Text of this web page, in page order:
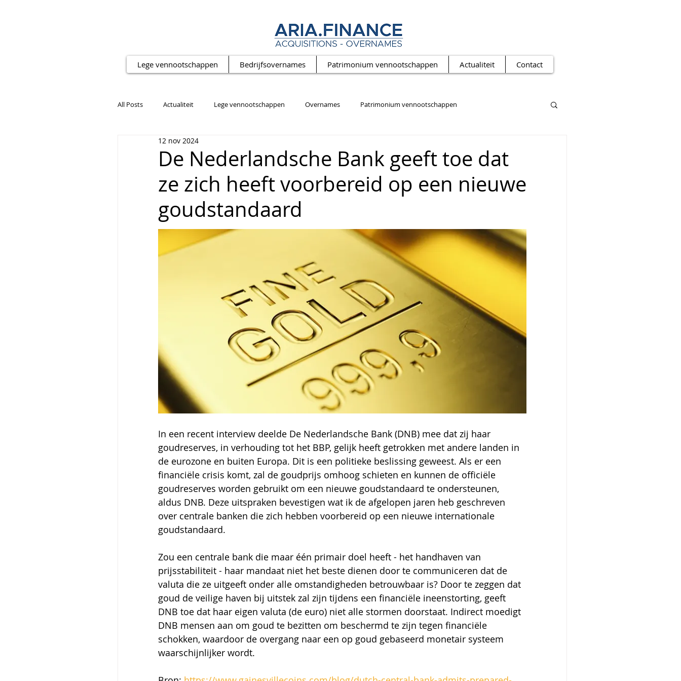
Lege vennootschappen Bedrijfsovernames Patrimonium vennootschappen Actualiteit Contact
All Posts Actualiteit Lege vennootschappen Overnames Patrimonium vennootschappen
De Nederlandsche Bank geeft toe dat
ze zich heeft voorbereid op een nieuwe
goudstandaard
12 nov 2024
In een recent interview deelde De Nederlandsche Bank (DNB) mee dat zij haar
goudreserves, in verhouding tot het BBP, gelijk heeft getrokken met andere landen in
de eurozone en buiten Europa. Dit is een politieke beslissing geweest. Als er een
financiële crisis komt, zal de goudprijs omhoog schieten en kunnen de officiële
goudreserves worden gebruikt om een nieuwe goudstandaard te ondersteunen,
aldus DNB. Deze uitspraken bevestigen wat ik de afgelopen jaren heb geschreven
over centrale banken die zich hebben voorbereid op een nieuwe internationale
goudstandaard.
Zou een centrale bank die maar één primair doel heeft - het handhaven van
prijsstabiliteit - haar mandaat niet het beste dienen door te communiceren dat de
valuta die ze uitgeeft onder alle omstandigheden betrouwbaar is? Door te zeggen dat
goud de veilige haven bij uitstek zal zijn tijdens een financiële ineenstorting, geeft
DNB toe dat haar eigen valuta (de euro) niet alle stormen doorstaat. Indirect moedigt
DNB mensen aan om goud te bezitten om beschermd te zijn tegen financiële
schokken, waardoor de overgang naar een op goud gebaseerd monetair systeem
waarschijnlijker wordt.